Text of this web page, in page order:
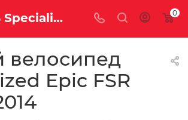
Купить Specialized Epic FSR Comp 2014 за рублей, а со скидкой 0
велосипед
Epic FSR